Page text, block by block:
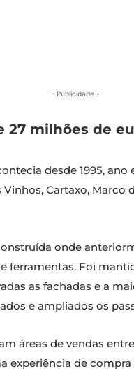
- Publicidade -
milhões de
desde 1995,
Cartaxo,
onde
ferramentas. Foi
as fachadas e a
e ampliados os
áreas de vendas
experiência de